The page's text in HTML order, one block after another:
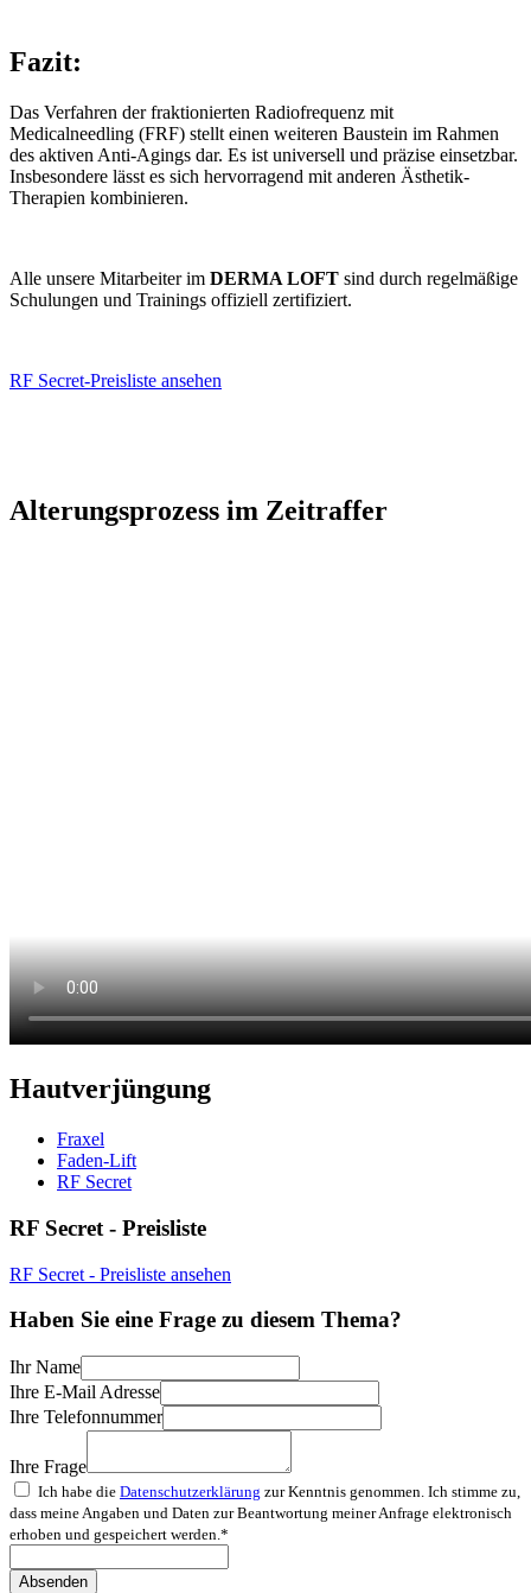
Fazit:
Das Verfahren der fraktionierten Radiofrequenz mit
Medicalneedling (FRF) stellt einen weiteren Baustein im Rahmen
des aktiven Anti-Agings dar. Es ist universell und präzise einsetzbar.
Insbesondere lässt es sich hervorragend mit anderen Ästhetik-
Therapien kombinieren.
Alle unsere Mitarbeiter im DERMA LOFT sind durch regelmäßige
Schulungen und Trainings offiziell zertifiziert.
RF Secret-Preisliste ansehen
Alterungsprozess im Zeitraffer
Hautverjüngung
Fraxel
Faden-Lift
RF Secret
RF Secret - Preisliste
RF Secret - Preisliste ansehen
Haben Sie eine Frage zu diesem Thema?
Ihr Name
Ihre E-Mail Adresse
Ihre Telefonnummer
Ihre Frage
Ich habe die Datenschutz­erklärung zur Kenntnis genommen. Ich stimme zu,
dass meine Angaben und Daten zur Beantwortung meiner Anfrage elektronisch
erhoben und gespeichert werden.*
Absenden